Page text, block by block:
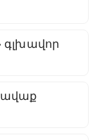
գլխավոր